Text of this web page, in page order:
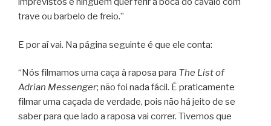
trave ou barbelo de freio.”
E por aí vai. Na página seguinte é que ele conta:
“Nós filmamos uma caça à raposa para The List of
Adrian Messenger; não foi nada fácil. É praticamente
filmar uma caçada de verdade, pois não há jeito de se
saber para que lado a raposa vai correr. Tivemos que